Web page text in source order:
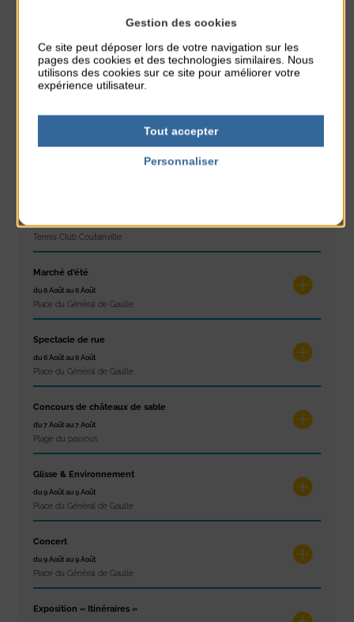
Réveil musculaire
du 3 Août au 7 Août
du 4 Août au 6 Août
Tennis Club Coutainville
Marché d’été
du 6 Août au 6 Août
Place du Général de Gaulle
Spectacle de rue
du 6 Août au 6 Août
Place du Général de Gaulle
Concours de châteaux de sable
du 7 Août au 7 Août
Plage du passous
Glisse & Environnement
du 9 Août au 9 Août
Place du Général de Gaulle
Concert
du 9 Août au 9 Août
Place du Général de Gaulle
Exposition « Itinéraires »
Gestion des cookies
Ce site peut déposer lors de votre navigation sur les
pages des cookies et des technologies similaires. Nous
utilisons des cookies sur ce site pour améliorer votre
expérience utilisateur.
Tout accepter
Personnaliser